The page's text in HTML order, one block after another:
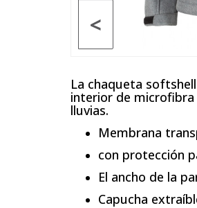
<
La chaqueta
interior de
lluvias.
Membrana
con protección
El ancho de la
Capucha